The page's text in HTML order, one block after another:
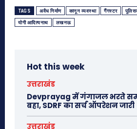
TAGS अवैध निर्माण कानून व्यवस्था गैंगस्टर
योगी आदित्यनाथ लखनऊ
Hot this week
उत्तराखंड
Devprayag में गंगाजल भरते
बहा, SDRF का सर्च ऑपरेशन जारी
उत्तराखंड